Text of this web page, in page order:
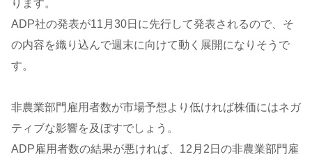
ります。
ADP社の発表が11月30日に先行して発表されるので、そ
の内容を織り込んで週末に向けて動く展開になりそうで
す。
非農業部門雇用者数が市場予想より低ければ株価にはネガ
ティブな影響を及ぼすでしょう。
ADP雇用者数の結果が悪ければ、12月2日の非農業部門雇